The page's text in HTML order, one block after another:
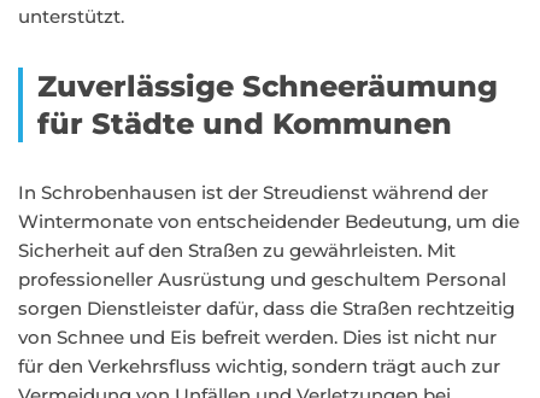
unterstützt.
Zuverlässige Schneeräumung
für Städte und Kommunen
In Schrobenhausen ist der Streudienst während der
Wintermonate von entscheidender Bedeutung, um die
Sicherheit auf den Straßen zu gewährleisten. Mit
professioneller Ausrüstung und geschultem Personal
sorgen Dienstleister dafür, dass die Straßen rechtzeitig
von Schnee und Eis befreit werden. Dies ist nicht nur
für den Verkehrsfluss wichtig, sondern trägt auch zur